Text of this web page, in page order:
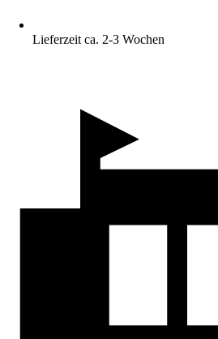
Lieferzeit ca. 2-3 Wochen